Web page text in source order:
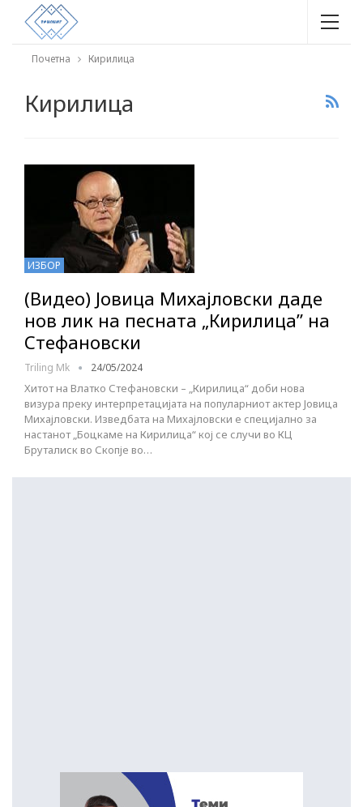
Почетна Кирилица
Кирилица
ИЗБОР
(Видео) Јовица Михајловски даде
нов лик на песната „Кирилица” на
Стефановски
Triling Mk 24/05/2024
Хитот на Влатко Стефановски – „Кирилица“ доби нова
визура преку интерпретацијата на популарниот актер Јовица
Михајловски. Изведбата на Михајловски е специјално за
настанот „Боцкаме на Кирилица“ кој се случи во КЦ
Бруталиск во Скопје во…